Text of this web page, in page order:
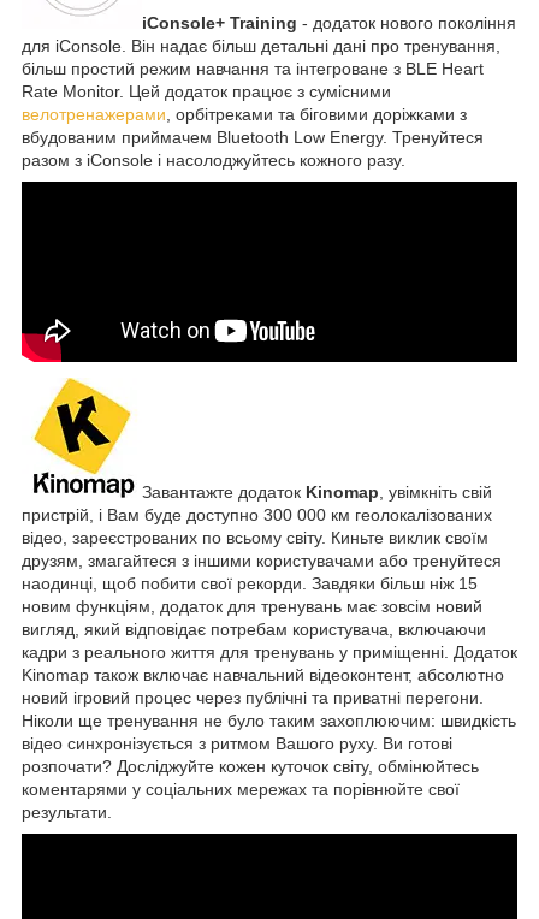
iConsole+ Training - додаток нового покоління
для iConsole. Він надає більш детальні дані про тренування,
більш простий режим навчання та інтегроване з BLE Heart
Rate Monitor. Цей додаток працює з сумісними
велотренажерами, орбітреками та біговими доріжками з
вбудованим приймачем Bluetooth Low Energy. Тренуйтеся
разом з iConsole і насолоджуйтесь кожного разу.
Завантажте додаток Kinomap, увімкніть свій
пристрій, і Вам буде доступно 300 000 км геолокалізованих
відео, зареєстрованих по всьому світу. Киньте виклик своїм
друзям, змагайтеся з іншими користувачами або тренуйтеся
наодинці, щоб побити свої рекорди. Завдяки більш ніж 15
новим функціям, додаток для тренувань має зовсім новий
вигляд, який відповідає потребам користувача, включаючи
кадри з реального життя для тренувань у приміщенні. Додаток
Kinomap також включає навчальний відеоконтент, абсолютно
новий ігровий процес через публічні та приватні перегони.
Ніколи ще тренування не було таким захоплюючим: швидкість
відео синхронізується з ритмом Вашого руху. Ви готові
розпочати? Досліджуйте кожен куточок світу, обмінюйтесь
коментарями у соціальних мережах та порівнюйте свої
результати.